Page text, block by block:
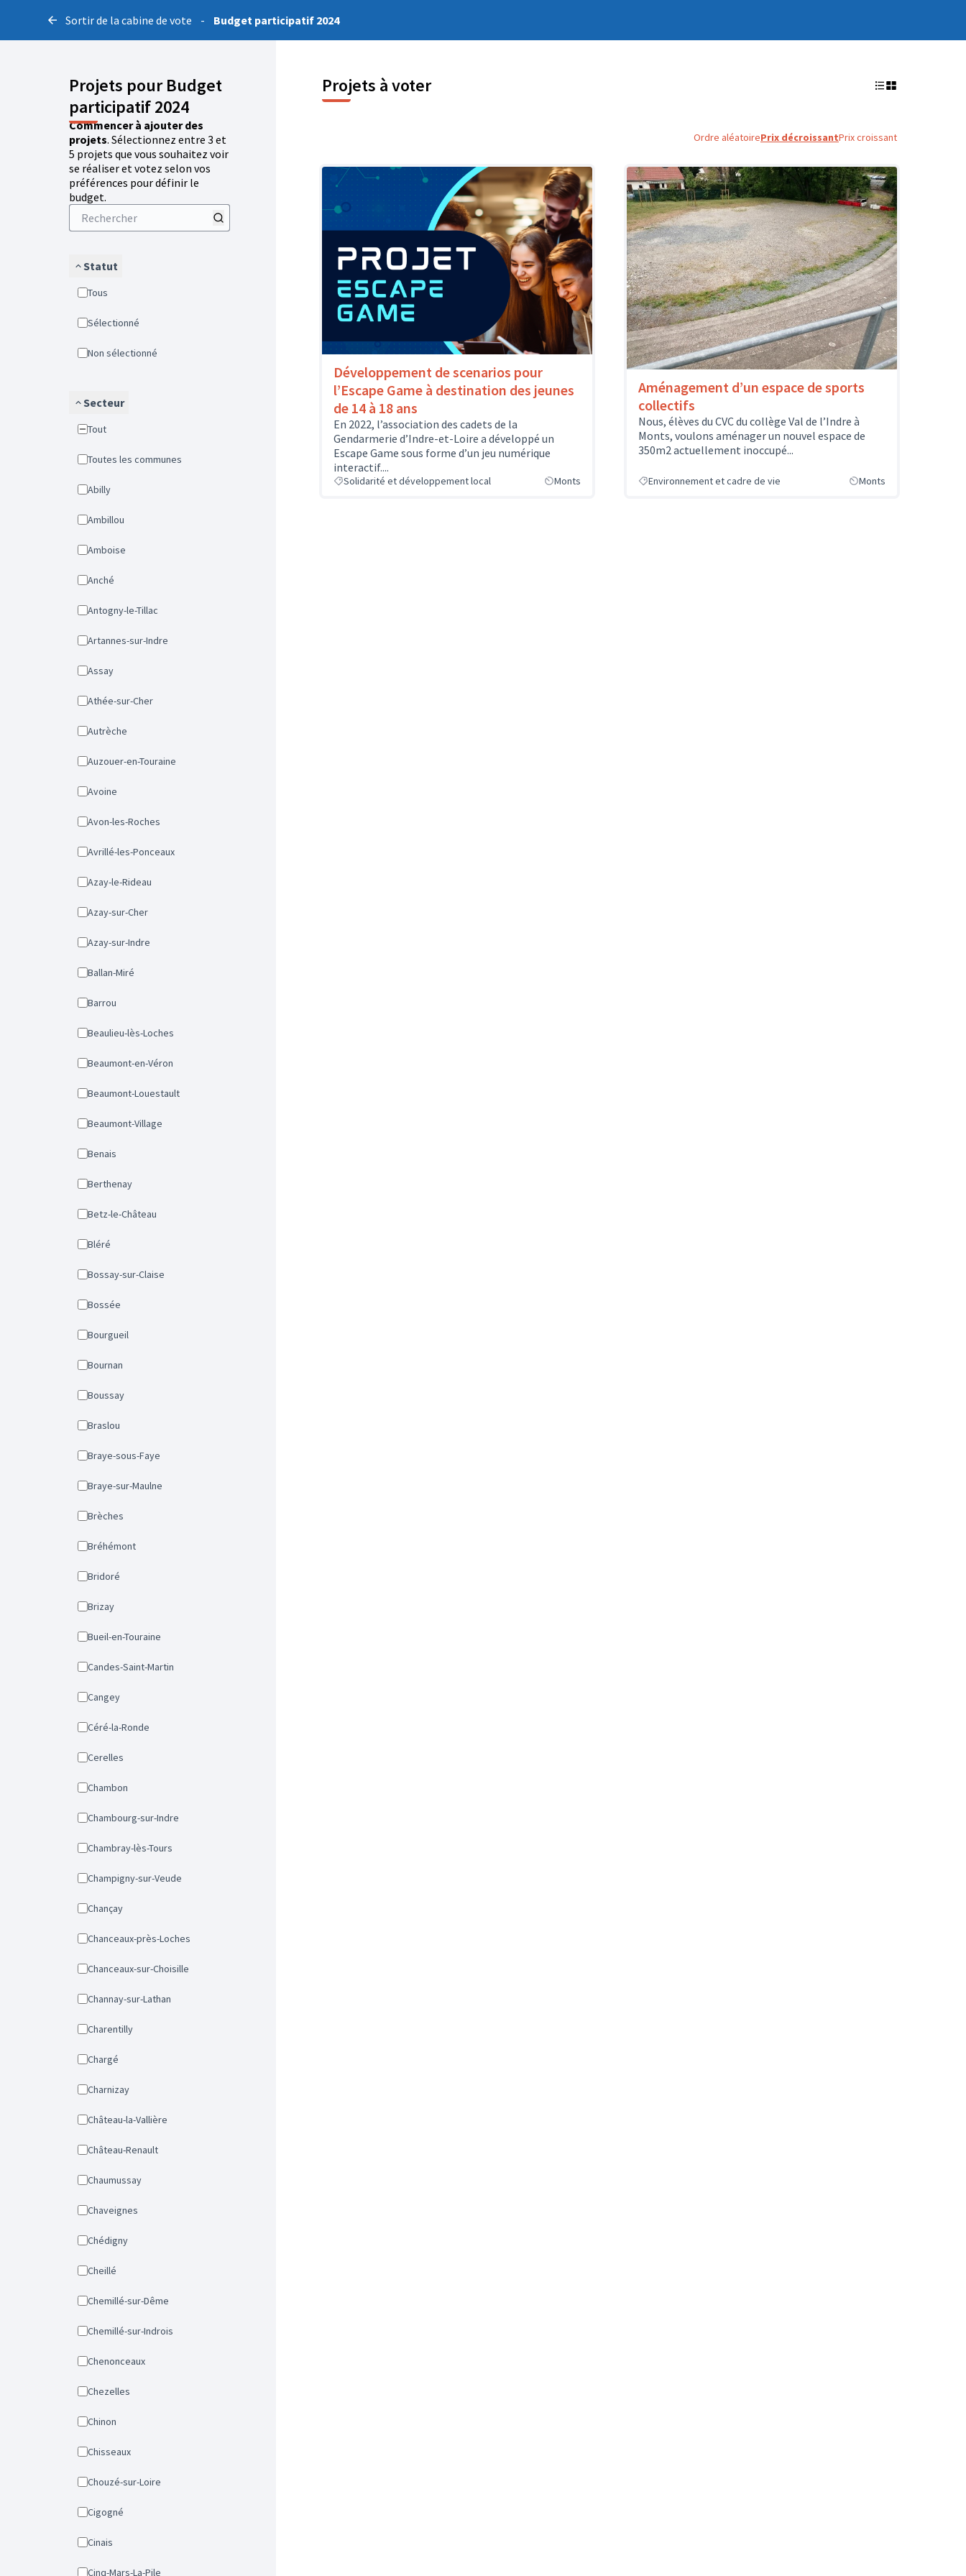
Sortir de la cabine de vote - Budget participatif 2024
Projets pour Budget
participatif 2024
Commencer à ajouter des
projets. Sélectionnez entre 3 et
5 projets que vous souhaitez voir
se réaliser et votez selon vos
préférences pour définir le
budget.
Statut
Tous
Sélectionné
Non sélectionné
Secteur
Tout
Toutes les communes
Abilly
Ambillou
Amboise
Anché
Antogny-le-Tillac
Artannes-sur-Indre
Assay
Athée-sur-Cher
Autrèche
Auzouer-en-Touraine
Avoine
Avon-les-Roches
Avrillé-les-Ponceaux
Azay-le-Rideau
Azay-sur-Cher
Azay-sur-Indre
Ballan-Miré
Barrou
Beaulieu-lès-Loches
Beaumont-en-Véron
Beaumont-Louestault
Beaumont-Village
Benais
Berthenay
Betz-le-Château
Bléré
Bossay-sur-Claise
Bossée
Bourgueil
Bournan
Boussay
Braslou
Braye-sous-Faye
Braye-sur-Maulne
Brèches
Bréhémont
Bridoré
Brizay
Bueil-en-Touraine
Candes-Saint-Martin
Cangey
Céré-la-Ronde
Cerelles
Chambon
Chambourg-sur-Indre
Chambray-lès-Tours
Champigny-sur-Veude
Chançay
Chanceaux-près-Loches
Chanceaux-sur-Choisille
Channay-sur-Lathan
Charentilly
Chargé
Charnizay
Château-la-Vallière
Château-Renault
Chaumussay
Chaveignes
Chédigny
Cheillé
Chemillé-sur-Dême
Chemillé-sur-Indrois
Chenonceaux
Chezelles
Chinon
Chisseaux
Chouzé-sur-Loire
Cigogné
Cinais
Cinq-Mars-La-Pile
Projets à voter
Ordre aléatoirePrix décroissantPrix croissant
Développement de scenarios pour
l’Escape Game à destination des jeunes
de 14 à 18 ans
En 2022, l’association des cadets de la
Gendarmerie d’Indre-et-Loire a développé un
Escape Game sous forme d’un jeu numérique
interactif....
Solidarité et développement local Monts
Aménagement d’un espace de sports
collectifs
Nous, élèves du CVC du collège Val de l’Indre à
Monts, voulons aménager un nouvel espace de
350m2 actuellement inoccupé...
Environnement et cadre de vie Monts